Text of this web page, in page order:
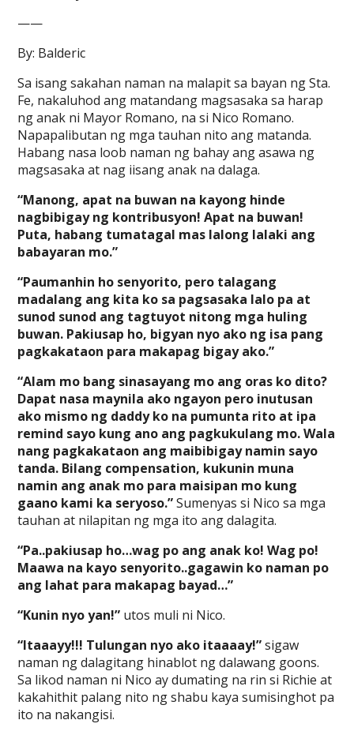
——
By: Balderic
Sa isang sakahan naman na malapit sa bayan ng Sta.
Fe, nakaluhod ang matandang magsasaka sa harap
ng anak ni Mayor Romano, na si Nico Romano.
Napapalibutan ng mga tauhan nito ang matanda.
Habang nasa loob naman ng bahay ang asawa ng
magsasaka at nag iisang anak na dalaga.
“Manong, apat na buwan na kayong hinde
nagbibigay ng kontribusyon! Apat na buwan!
Puta, habang tumatagal mas lalong lalaki ang
babayaran mo.”
“Paumanhin ho senyorito, pero talagang
madalang ang kita ko sa pagsasaka lalo pa at
sunod sunod ang tagtuyot nitong mga huling
buwan. Pakiusap ho, bigyan nyo ako ng isa pang
pagkakataon para makapag bigay ako.”
“Alam mo bang sinasayang mo ang oras ko dito?
Dapat nasa maynila ako ngayon pero inutusan
ako mismo ng daddy ko na pumunta rito at ipa
remind sayo kung ano ang pagkukulang mo. Wala
nang pagkakataon ang maibibigay namin sayo
tanda. Bilang compensation, kukunin muna
namin ang anak mo para maisipan mo kung
gaano kami ka seryoso.”Sumenyas si Nico sa mga
tauhan at nilapitan ng mga ito ang dalagita.
“Pa..pakiusap ho…wag po ang anak ko! Wag po!
Maawa na kayo senyorito..gagawin ko naman po
ang lahat para makapag bayad…”
“Kunin nyo yan!” utos muli ni Nico.
“Itaaayy!!! Tulungan nyo ako itaaaay!”sigaw
naman ng dalagitang hinablot ng dalawang goons.
Sa likod naman ni Nico ay dumating na rin si Richie at
kakahithit palang nito ng shabu kaya sumisinghot pa
ito na nakangisi.